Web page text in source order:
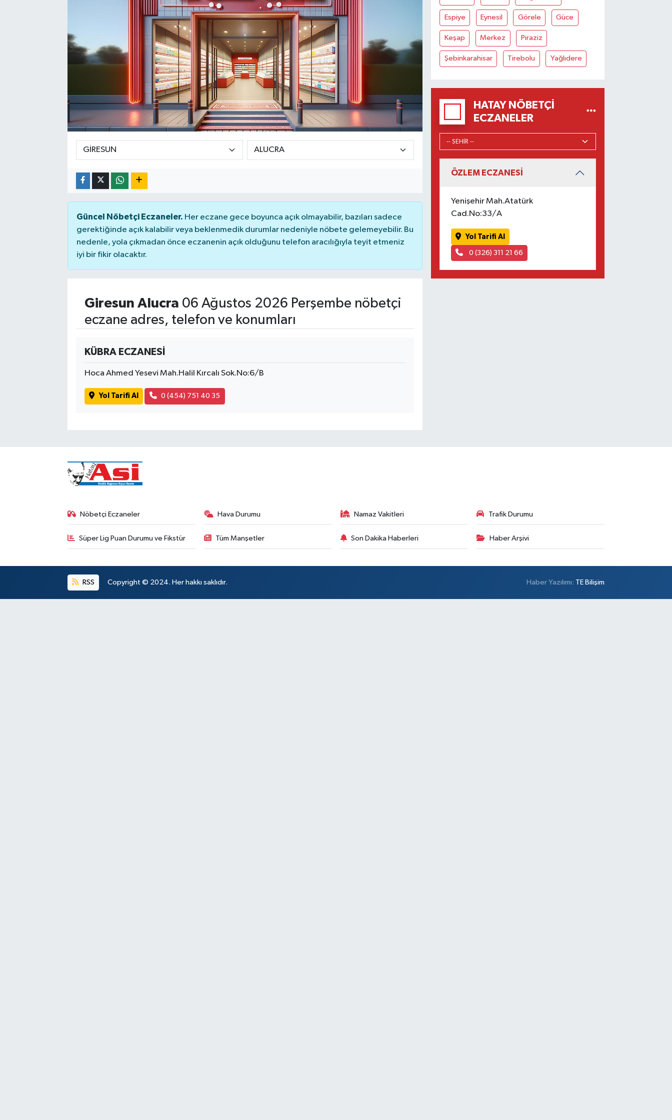
Güncel Nöbetçi Eczaneler. Her eczane gece boyunca açık olmayabilir, bazıları sadece
gerektiğinde açık kalabilir veya beklenmedik durumlar nedeniyle nöbete gelemeyebilir. Bu
nedenle, yola çıkmadan önce eczanenin açık olduğunu telefon aracılığıyla teyit etmeniz
iyi bir fikir olacaktır.
Giresun Alucra 06 Ağustos 2026 Perşembe nöbetçi
eczane adres, telefon ve konumları
KÜBRA ECZANESİ
Hoca Ahmed Yesevi Mah.Halil Kırcalı Sok.No:6/B
Yol Tarifi Al 0 (454) 751 40 35
Espiye Eynesil Görele Güce
Keşap Merkez Piraziz
Şebinkarahisar Tirebolu Yağlıdere
HATAY NÖBETÇI
ECZANELER
ÖZLEM ECZANESİ
Yenişehir Mah.Atatürk
Cad.No:33/A
Yol Tarifi Al
0 (326) 311 21 66
Nöbetçi Eczaneler Hava Durumu Namaz Vakitleri Trafik Durumu
Süper Lig Puan Durumu ve Fikstür Tüm Manşetler Son Dakika Haberleri Haber Arşivi
RSS Copyright © 2024. Her hakkı saklıdır. Haber Yazılımı: TE Bilişim